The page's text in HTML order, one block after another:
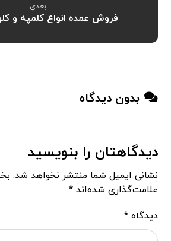
بعدی
فروش عمده انواع کلمپه و
بدون دیدگاه
دیدگاهتان را بنویسید
نشانی ایمیل شما منتشر نخواهد شد.
علامت‌گذاری شده‌اند*
دیدگاه*